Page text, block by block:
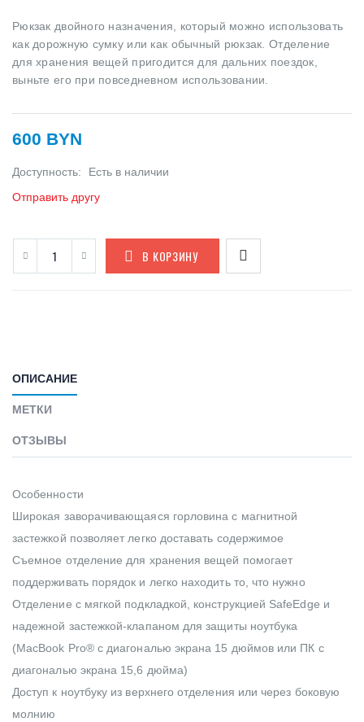
Рюкзак двойного назначения, который можно использовать
как дорожную сумку или как обычный рюкзак. Отделение
для хранения вещей пригодится для дальних поездок,
выньте его при повседневном использовании.
600 BYN
Доступность:
Есть в наличии
Отправить другу
В КОРЗИНУ
ОПИСАНИЕ
МЕТКИ
ОТЗЫВЫ
Особенности
Широкая заворачивающаяся горловина с магнитной
застежкой позволяет легко доставать содержимое
Съемное отделение для хранения вещей помогает
поддерживать порядок и легко находить то, что нужно
Отделение с мягкой подкладкой, конструкцией SafeEdge и
надежной застежкой-клапаном для защиты ноутбука
(MacBook Pro® с диагональю экрана 15 дюймов или ПК с
диагональю экрана 15,6 дюйма)
Доступ к ноутбуку из верхнего отделения или через боковую
молнию